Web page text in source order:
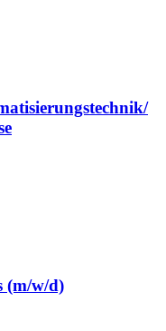
(m/w/d)